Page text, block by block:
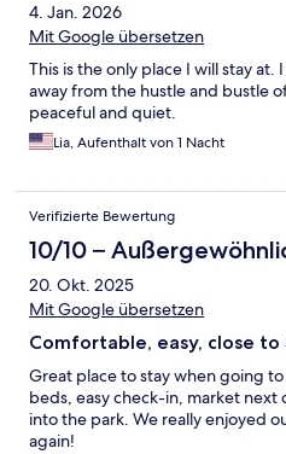
4. Jan. 2026
Mit Google übersetzen
This is the only place I will stay at.
away from the hustle and bustle
peaceful and quiet.
Lia, Aufenthalt von 1 Nacht
Verifizierte Bewertung
10/10 –
20. Okt. 2025
Mit Google übersetzen
Comfortable, easy, close to
Great place to stay when going
beds, easy check-in, market next
into the park. We really enjoyed
again!